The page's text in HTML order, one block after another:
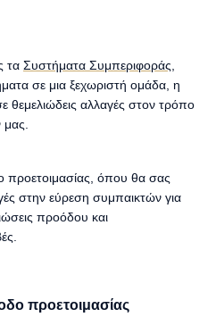
τα Συστήματα Συμπεριφοράς
σε μια ξεχωριστή ομάδα, η
θεμελιώδεις αλλαγές στον τρόπο
προετοιμασίας, όπου θα σας
στην εύρεση συμπαικτών για
προόδου και
προετοιμασίας